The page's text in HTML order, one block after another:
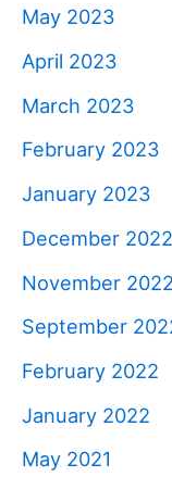
May 2023
April 2023
March 2023
February 2023
January 2023
December 2022
November 2022
September
February 2022
January 2022
May 2021